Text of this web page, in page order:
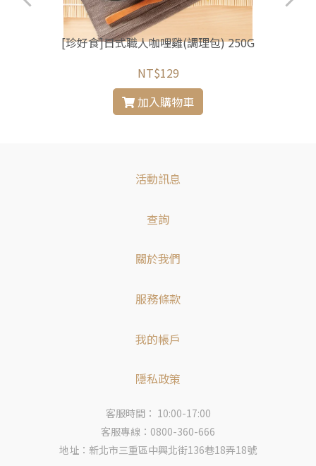
[珍好食]日式職人咖哩雞(調理包) 250G
NT$129
加入購物車
活動訊息
查詢
關於我們
服務條款
我的帳戶
隱私政策
客服時間： 10:00-17:00
客服專線：0800-360-666
地址：新北市三重區中興北街136巷18弄18號